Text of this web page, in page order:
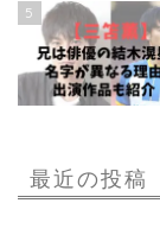
5
最近の投稿